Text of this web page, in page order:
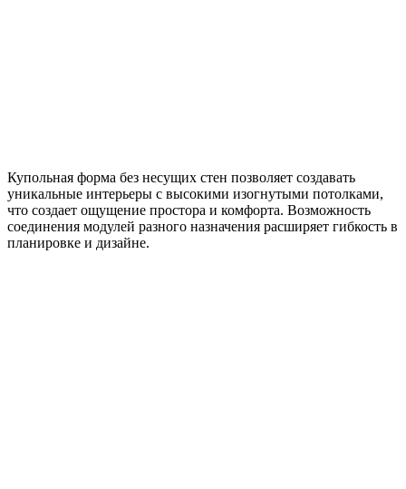
Купольная форма без несущих стен позволяет создавать
уникальные интерьеры с высокими изогнутыми потолками,
что создает ощущение простора и комфорта. Возможность
соединения модулей разного назначения расширяет гибкость в
планировке и дизайне.